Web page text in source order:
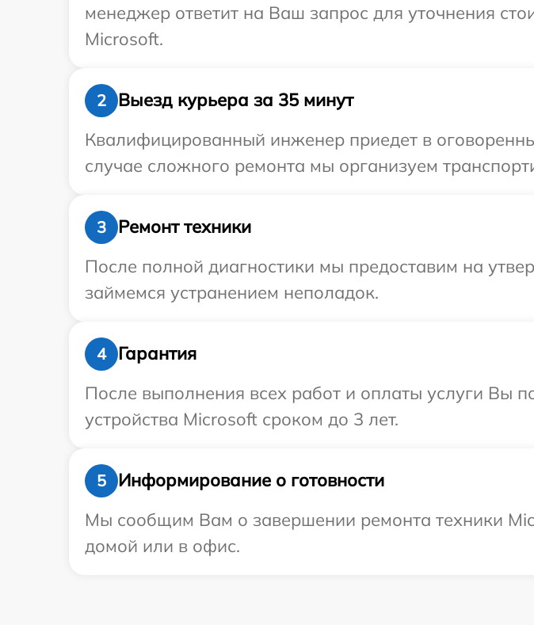
менеджер ответит на Ваш запрос для уточнения
Microsoft.
2
Выезд курьера за 35 минут
Квалифицированный инженер приедет в
случае сложного ремонта мы организуем
3
Ремонт техники
После полной диагностики мы предоставим на
займемся устранением неполадок.
4
Гарантия
После выполнения всех работ и оплаты услуги Вы
устройства Microsoft сроком до 3 лет.
5
Информирование о готовности
Мы сообщим Вам о завершении ремонта техники
домой или в офис.